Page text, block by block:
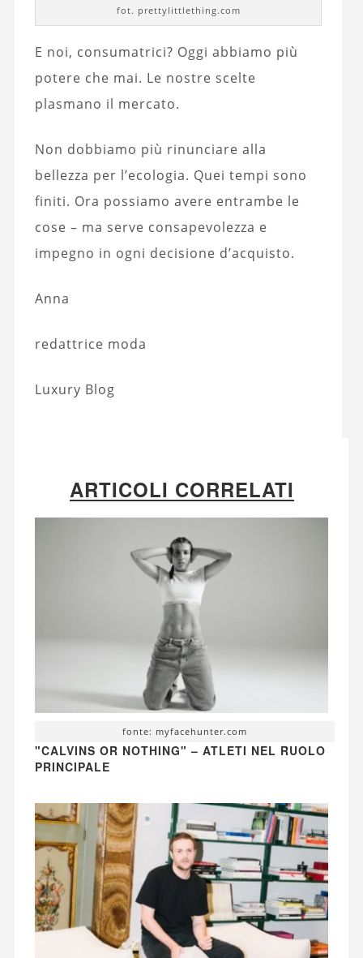
fot. prettylittlething.com
E noi, consumatrici? Oggi abbiamo più
potere che mai. Le nostre scelte
plasmano il mercato.
Non dobbiamo più rinunciare alla
bellezza per l’ecologia. Quei tempi sono
finiti. Ora possiamo avere entrambe le
cose – ma serve consapevolezza e
impegno in ogni decisione d’acquisto.
Anna
redattrice moda
Luxury Blog
ARTICOLI CORRELATI
fonte: myfacehunter.com
"CALVINS OR NOTHING" – ATLETI NEL RUOLO
PRINCIPALE